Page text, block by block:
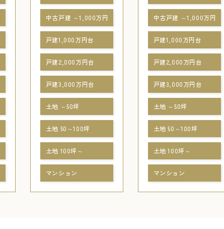
中古戸建 ～1,000万円
戸建1,000万円台
戸建2,000万円台
戸建3,000万円台
土地 ～50坪
土地 50～100坪
土地 100坪～
マンション
中古戸建 ～1,000万円
戸建1,000万円台
戸建2,000万円台
戸建3,000万円台
土地 ～50坪
土地 50～100坪
土地 100坪～
マンション